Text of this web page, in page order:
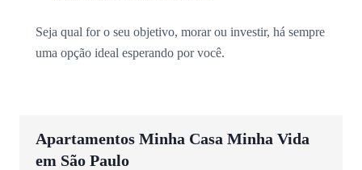
Seja qual for o seu objetivo, morar ou investir, há sempre
uma opção ideal esperando por você.
Apartamentos Minha Casa Minha Vida
em São Paulo